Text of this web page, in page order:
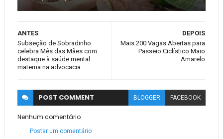
DEPOIS
Mais 200 Vagas Abertas para
Passeio Ciclístico Maio
Amarelo
ANTES
Subseção de Sobradinho
celebra Mês das Mães com
destaque à saúde mental
materna na advocacia
POST COMMENT BLOGGER FACEBOOK
Nenhum comentário
Postar um comentário